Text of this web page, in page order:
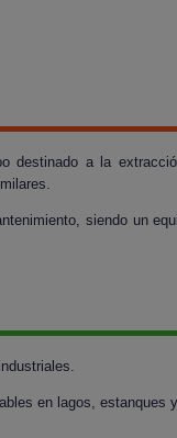
destinado a la
siendo un
en lagos, estanques